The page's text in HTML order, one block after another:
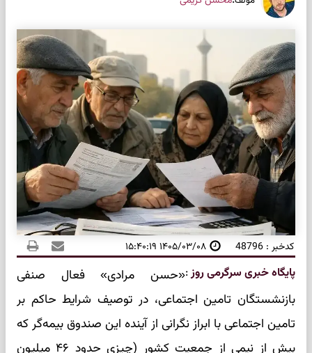
کدخبر : 48796 ۱۴۰۵/۰۳/۰۸ ۱۵:۴۰:۱۹
پایگاه خبری سرگرمی روز:«حسن مرادی» فعال صنفی
بازنشستگان تامین اجتماعی، در توصیف شرایط حاکم بر
تامین اجتماعی با ابراز نگرانی از آینده این صندوق بیمه‌گر که
بیش از نیمی از جمعیت کشور (چیزی حدود ۴۶ میلیون